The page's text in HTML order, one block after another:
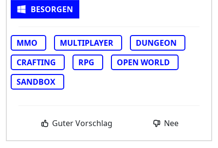
BESORGEN
MMO MULTIPLAYER
DUNGEON
CRAFTING
RPG
OPEN WORLD
SANDBOX
Guter Vorschlag Nee